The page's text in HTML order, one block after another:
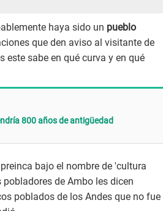
haya sido un pueblo
que den aviso al visitante de
este sabe en qué curva y en qué
800 años de antigüedad
bajo el nombre de 'cultura
de Ambo les dicen
poblados de los Andes que no fue